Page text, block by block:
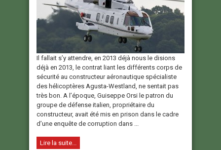
Il fallait s’y attendre, en 2013 déjà nous le disions
déjà en 2013, le contrat liant les différents corps de
sécurité au constructeur aéronautique spécialiste
des hélicoptères Agusta-Westland, ne sentait pas
très bon. A l’époque, Guiseppe Orsi le patron du
groupe de défense italien, propriétaire du
constructeur, avait été mis en prison dans le cadre
d’une enquête de corruption dans ...
Lire la suite...